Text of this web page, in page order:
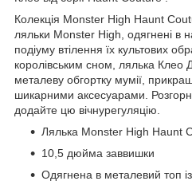
Колекція Monster High Haunt
ляльки Monster High, одягнені в
подіуму втілення їх культових
королівським сном, лялька Клео
металеву обгортку мумії,
шикарними аксесуарами.
додайте цю вічнурегуляцію.
Лялька Monster High Haunt
10,5 дюйма заввишки
Одягнена в металевий топ